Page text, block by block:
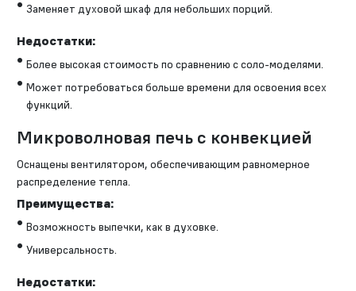
Заменяет духовой шкаф для небольших порций.
Недостатки:
Более высокая стоимость по сравнению с соло-моделями.
Может потребоваться больше времени для освоения всех
функций.
Микроволновая печь с конвекцией
Оснащены вентилятором, обеспечивающим равномерное
распределение тепла.
Преимущества:
Возможность выпечки, как в духовке.
Универсальность.
Недостатки: